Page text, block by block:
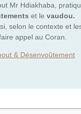
Mr Hdiakhaba,
et levaudou.
selon le contexte et
appel au Coran.
& Désenvoûtement